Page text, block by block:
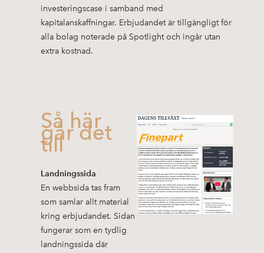
investeringscase i samband med
kapitalanskaffningar. Erbjudandet är tillgängligt för
alla bolag noterade på Spotlight och ingår utan
extra kostnad.
Så här
går det
till
Landningssida
En webbsida tas fram
som samlar allt material
kring erbjudandet. Sidan
fungerar som en tydlig
landningssida där